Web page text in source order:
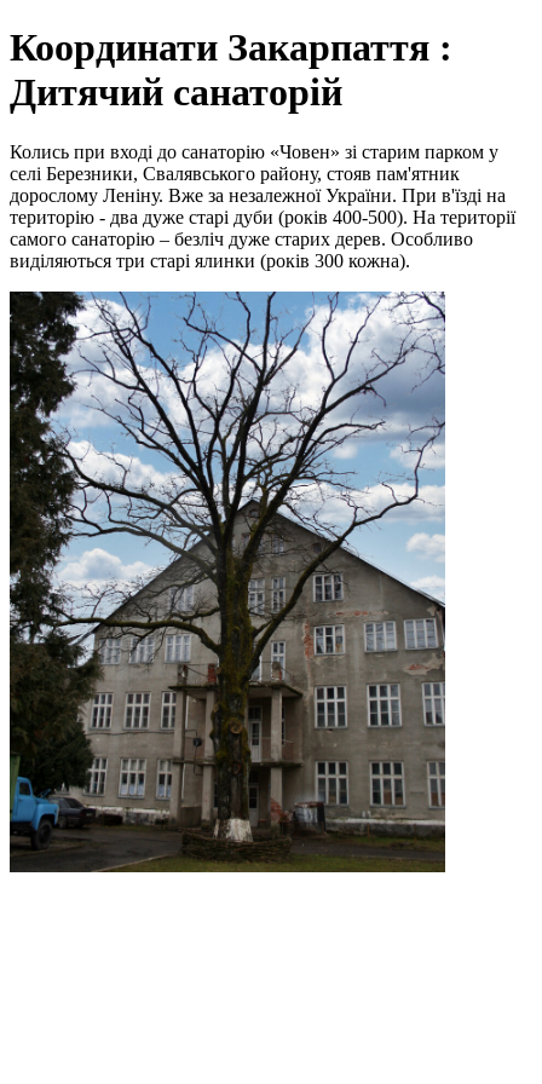
Координати Закарпаття :
Дитячий санаторій
Колись при вході до санаторію «Човен» зі старим парком у
селі Березники, Свалявського району, стояв пам'ятник
дорослому Леніну. Вже за незалежної України. При в'їзді на
територію - два дуже старі дуби (років 400-500). На території
самого санаторію – безліч дуже старих дерев. Особливо
виділяються три старі ялинки (років 300 кожна).